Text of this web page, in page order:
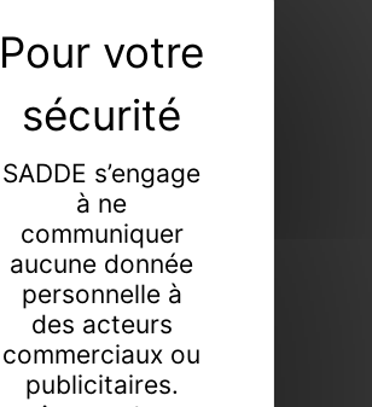
SADDE s’engage
à ne
communiquer
aucune donnée
personnelle à
des acteurs
commerciaux ou
publicitaires.